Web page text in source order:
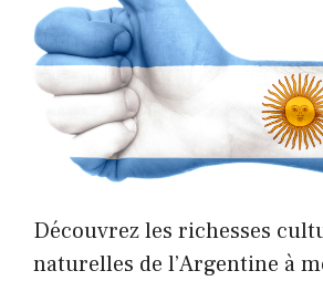
Découvrez les richesses
naturelles de l’Argentine à